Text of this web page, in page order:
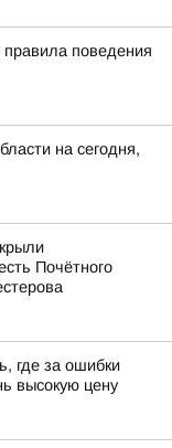
поведения
на сегодня,
Почётного
где за ошибки
высокую цену